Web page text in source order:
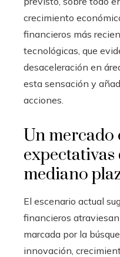
crecimiento
financieros más
tecnológicas, que
desaceleración en
esta sensación y
acciones.
Un
mediano
El escenario actual
financieros
marcada por la
innovación,